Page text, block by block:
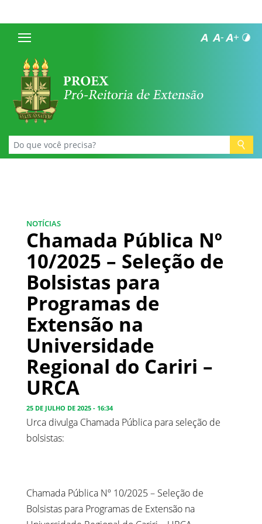
NOTÍCIAS
Chamada Pública Nº
10/2025 – Seleção de
Bolsistas para
Programas de
Extensão na
Universidade
Regional do Cariri –
URCA
25 DE JULHO DE 2025 - 16:34
Urca divulga Chamada Pública para seleção de
bolsistas:
Chamada Pública Nº 10/2025 – Seleção de
Bolsistas para Programas de Extensão na